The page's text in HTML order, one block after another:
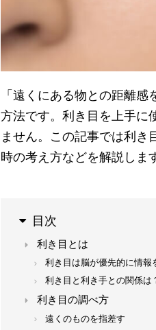
「遠くにある物との距離
方法です。利き目を上手に
ません。この記事では利き
時の考え方などを解説しま
目次
利き目とは
利き目は脳が優先的に情報
利き目と利き手との関係は
利き目の調べ方
遠くのものを指差す